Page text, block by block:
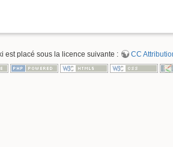
est placé sous la licence suivante : CC